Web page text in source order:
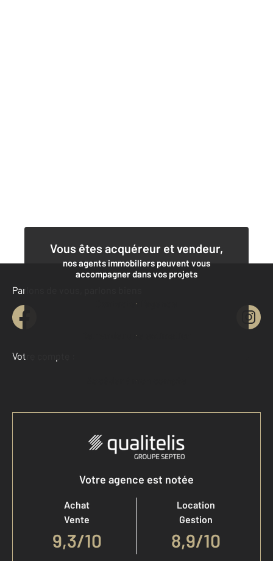
Vous êtes acquéreur et vendeur,
nos agents immobiliers peuvent vous
accompagner dans vos projets
Contacter l'agence
Demander une estimation
Parlons de vous, parlons biens
Votre compte :
Accéder à mon compte
Votre agence est notée
Achat
Vente
9,3/10
Location
Gestion
8,9/10